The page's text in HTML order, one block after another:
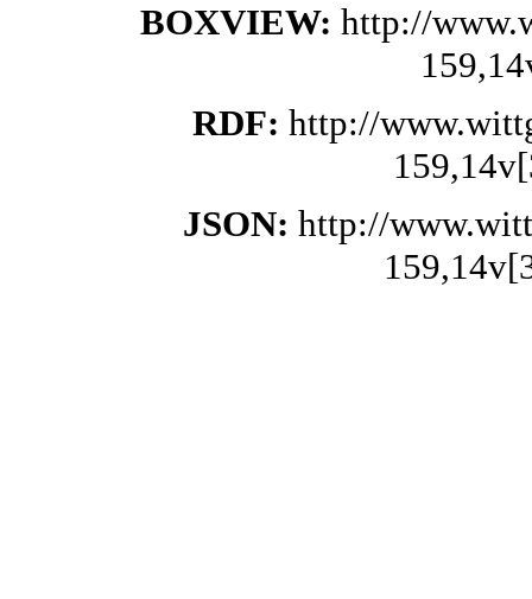
BOXVIEW: http://
RDF: http://
JSON: http://